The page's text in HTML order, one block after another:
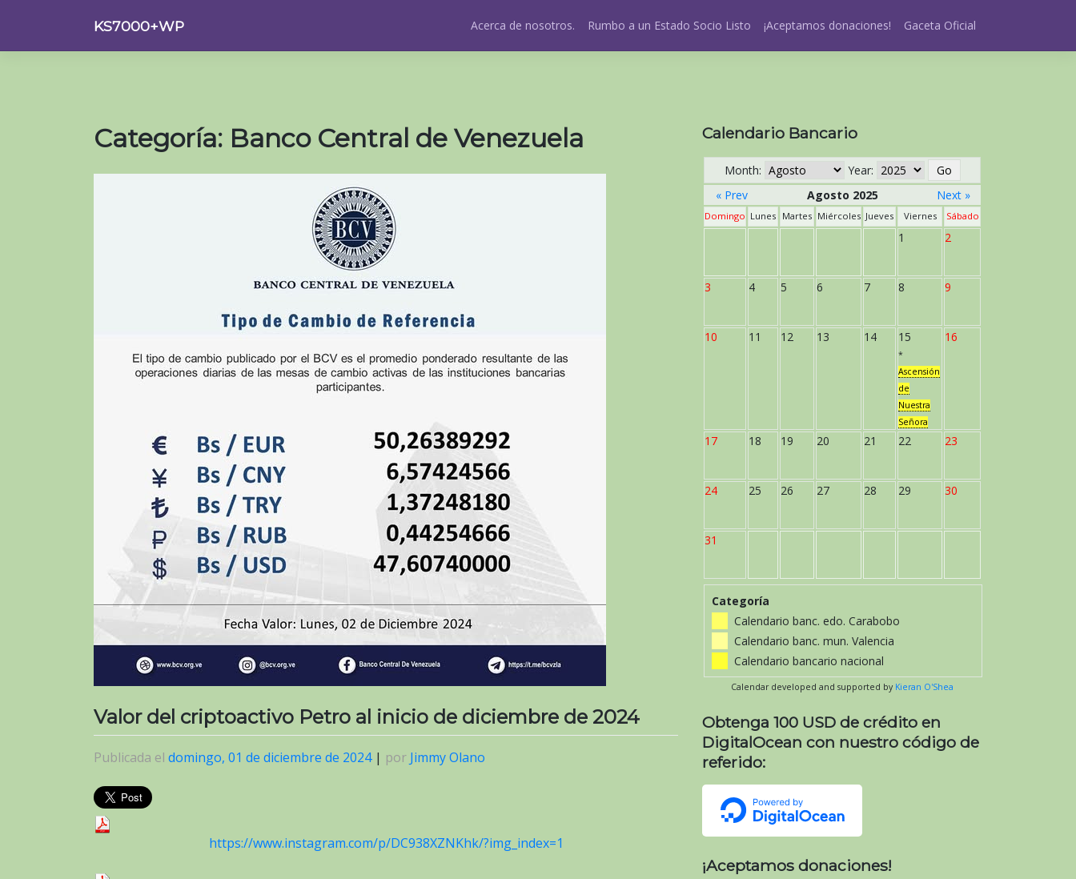
contenido
KS7000+WP Acerca de nosotros. Rumbo a un Estado Socio Listo ¡Aceptamos donaciones! Gaceta Oficial
Categoría: Banco Central de Venezuela
Valor del criptoactivo Petro al inicio de diciembre de 2024
Publicada el domingo, 01 de diciembre de 2024| por Jimmy Olano
https://www.instagram.com/p/DC938XZNKhk/?img_index=1
Calendario Bancario
Month:
Year:
« Prev
Agosto 2025 Next »
Domingo Lunes Martes Miércoles Jueves Viernes Sábado
1 2
3 4 5 6 7 8 9
10 11 12 13 14 15
*
Ascensión
de
Nuestra
Señora
16
17 18 19 20 21 22 23
24 25 26 27 28 29 30
31
Categoría
Calendario banc. edo. Carabobo
Calendario banc. mun. Valencia
Calendario bancario nacional
Calendar developed and supported by Kieran O'Shea
Obtenga 100 USD de crédito en
DigitalOcean con nuestro código de
referido:
¡Aceptamos donaciones!